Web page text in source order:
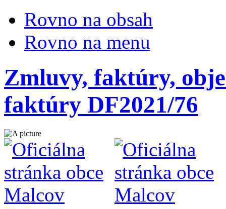
Rovno na obsah
Rovno na menu
Zmluvy, faktúry,
faktúry DF2021/76